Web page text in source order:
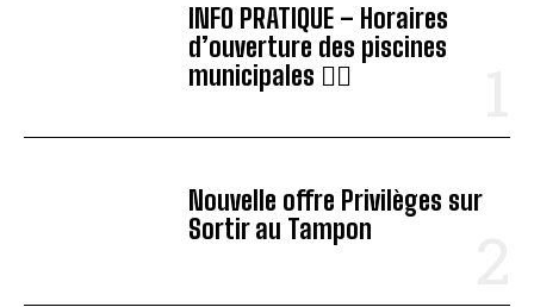
INFO PRATIQUE – Horaires
d’ouverture des piscines
municipales 🏊‍♂️
Nouvelle offre Privilèges sur
Sortir au Tampon